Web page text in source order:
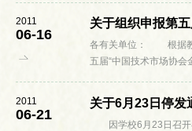
么样的状态？留学人员
2011
06-16
各有关单位： 根据教育部科技发展中心《关于开展第
五届“中国技术市场协会
市场协会金桥奖”的申报
2011
06-21
关于6月23日停发
因学校6月23日召开